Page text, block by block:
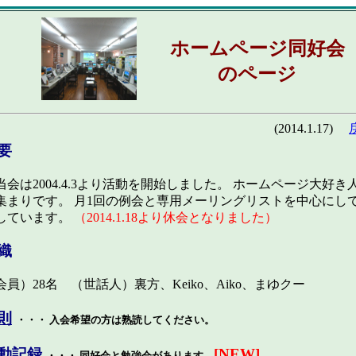
ホームページ同好会
のページ
(2014.1.17)
は2004.4.3より活動を開始しました。 ホームページ大好き
まりです。 月1回の例会と専用メーリングリストを中心にし
ています。
（2014.1.18より休会となりました）
員）28名 （世話人）裏方、Keiko、Aiko、まゆクー
・・・ 入会希望の方は熟読してください。